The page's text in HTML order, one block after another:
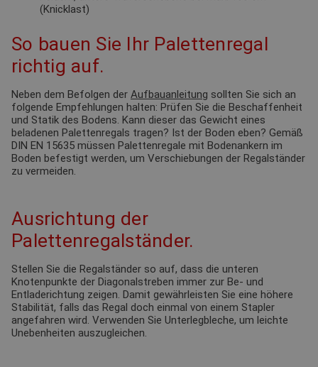
(Knicklast)
So bauen Sie Ihr Palettenregal
richtig auf.
Neben dem Befolgen der Aufbauanleitung sollten Sie sich an
folgende Empfehlungen halten: Prüfen Sie die Beschaffenheit
und Statik des Bodens. Kann dieser das Gewicht eines
beladenen Palettenregals tragen? Ist der Boden eben? Gemäß
DIN EN 15635 müssen Palettenregale mit Bodenankern im
Boden befestigt werden, um Verschiebungen der Regalständer
zu vermeiden.
Ausrichtung der
Palettenregalständer.
Stellen Sie die Regalständer so auf, dass die unteren
Knotenpunkte der Diagonalstreben immer zur Be- und
Entladerichtung zeigen. Damit gewährleisten Sie eine höhere
Stabilität, falls das Regal doch einmal von einem Stapler
angefahren wird. Verwenden Sie Unterlegbleche, um leichte
Unebenheiten auszugleichen.